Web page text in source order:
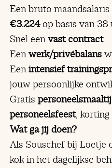
Een bruto
€3.224op basis van 38
Snel eenvast contract.
Eenwerk/privébalans
Eenintensief
jouw persoonlijke
Gratis
personeelsfeest, korting
Wat ga jij doen?
Als Souschef bij Loetje
kok in het dagelijkse